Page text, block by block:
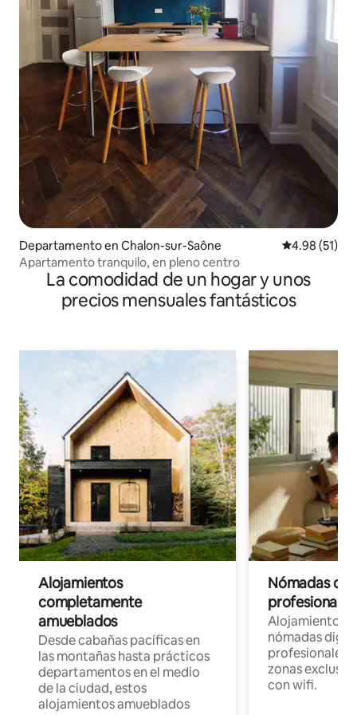
Departamento en Chalon-sur-Saône Calificación
4.98 (51)
Apartamento tranquilo, en pleno centro
La comodidad de un hogar y unos
precios mensuales fantásticos
Alojamientos
completamente
amueblados
Desde cabañas pacíficas en
las montañas hasta prácticos
departamentos en el medio
de la ciudad, estos
alojamientos amueblados
Nómadas
Alojamientos
nómadas
profesionales
zonas
con wifi.